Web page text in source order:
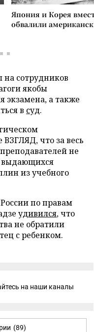
Япония и Корея
обвалили
на сотрудников
якобы
экзамена, а также
в суд.
ВЗГЛЯД, что за весь
не
выдающихся
из учебного
по правам
удивился, что
не обратили
с ребенком.
на наши каналы
(89)